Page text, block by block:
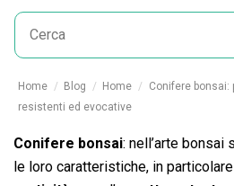
Home Blog Home
Conifere bonsai:
resistenti ed evocative
Conifere bonsai: nell’arte bonsai
le loro caratteristiche, in